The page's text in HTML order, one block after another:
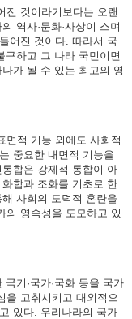
진 것이라기보다는 오랜
역사·문화·사상이 스며
어진 것이다. 따라서 국
구하고 그 나라 국민이면
가 될 수 있는 최고의 영
면적 기능 외에도 사회적
중요한 내면적 기능을
합은 강제적 통합이 아
합과 조화를 기초로 한
사회의 도덕적 혼란을
의 영속성을 도모하고 있
기·국가·국화 등을 국가
을 고취시키고 대외적으
있다. 우리나라의 국가